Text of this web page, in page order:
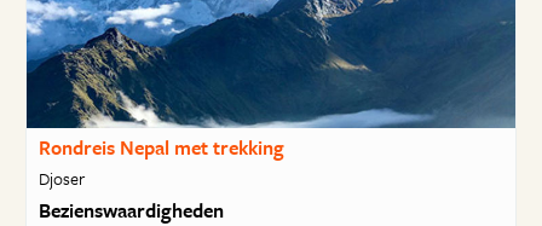
Rondreis Nepal met trekking
Djoser
Bezienswaardigheden